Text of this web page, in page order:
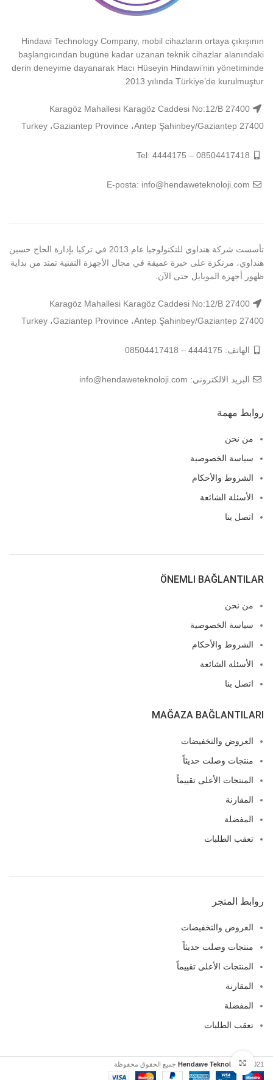
Click to enlarge
Click to enlarge
Hindawi Technology Company, mobil cihazların ortaya çıkışının
başlangıcından bugüne kadar uzanan teknik cihazlar alanındaki
derin deneyime dayanarak Hacı Hüseyin Hindawi’nin yönetiminde
2013 yılında Türkiye’de kurulmuştur.
Karagöz Mahallesi Karagöz Caddesi No:12/B 27400
Şahinbey/Gaziantep 27400 ‏‎Antep‎‏، ‏‎Gaziantep Province‎‏، ‏‎Turkey‎
تأسست شركة هنداوي للتكنولوجيا عام 2013 في تركيا بإدارة الحاج حسين
هنداوي، مرتكزة على خبرة عميقة في مجال الأجهزة التقنية تمتد من بداية
ظهور أجهزة الموبايل حتى الآن.
Karagöz Mahallesi Karagöz Caddesi No:12/B 27400
Şahinbey/Gaziantep 27400 ‏‎Antep‎‏، ‏‎Gaziantep Province‎‏، ‏‎Turkey‎
الهاتف: 4444175 – 08504417418
البريد الالكتروني: info@hendaweteknoloji.com
روابط مهمة
من نحن
سياسة الخصوصية
الشروط والأحكام
الأسئلة الشائعة
اتصل بنا
ÖNEMLI BAĞLANTILAR
من نحن
سياسة الخصوصية
الشروط والأحكام
الأسئلة الشائعة
اتصل بنا
MAĞAZA BAĞLANTILARI
العروض والتخفيضات
منتجات وصلت حديثاً
المنتجات الأعلى تقييماً
المقارنة
المفضلة
تعقب الطلبات
روابط المتجر
العروض والتخفيضات
منتجات وصلت حديثاً
المنتجات الأعلى تقييماً
المقارنة
المفضلة
تعقب الطلبات
Hendawe Teknoloji 2021 جميع الحقوق محفوظة